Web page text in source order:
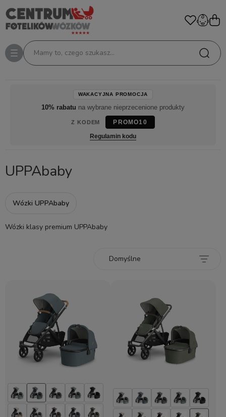
Mamy to, czego szukasz...
WAKACYJNA PROMOCJA
10% rabatu na wybrane nieprzecenione produkty
Z KODEM
PROMO10
Regulamin kodu
UPPAbaby
Wózki UPPAbaby
Wózki klasy premium UPPAbaby